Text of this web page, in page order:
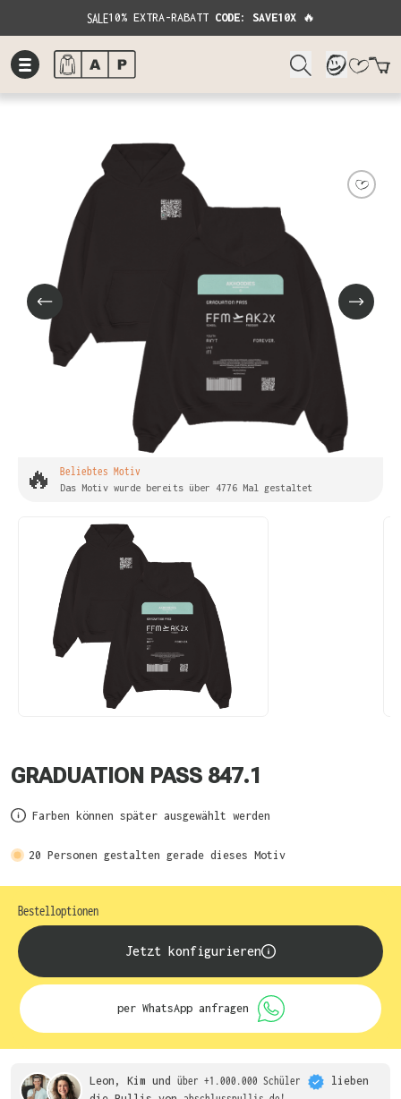
SALE10% EXTRA-RABATT CODE: SAVE10X🔥
🔥 Beliebtes Motiv
Das Motiv wurde bereits über 4776 Mal gestaltet
GRADUATION PASS 847.1
Farben können später ausgewählt werden
20 Personen gestalten gerade dieses Motiv
Bestelloptionen
Jetzt konfigurieren
per WhatsApp anfragen
Leon, Kim und über +1.000.000 Schüler
lieben